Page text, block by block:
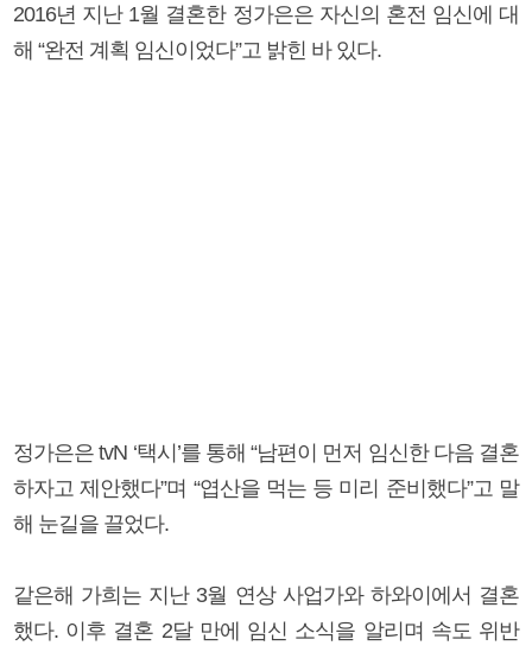
2016년 지난 1월 결혼한 정가은은 자신의 혼전 임신에 대
해 “완전 계획 임신이었다”고 밝힌 바 있다.
정가은은 tvN ‘택시’를 통해 “남편이 먼저 임신한 다음 결혼
하자고 제안했다”며 “엽산을 먹는 등 미리 준비했다”고 말
해 눈길을 끌었다.
같은해 가희는 지난 3월 연상 사업가와 하와이에서 결혼
했다. 이후 결혼 2달 만에 임신 소식을 알리며 속도 위반